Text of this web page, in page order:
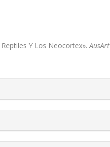
Y Los Neocortex».AusArt